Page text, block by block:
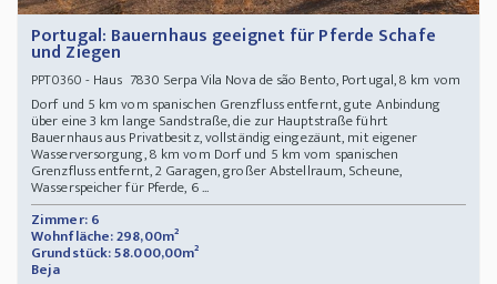
Portugal: Bauernhaus geeignet für Pferde Schafe
und Ziegen
PPT0360 - Haus 7830 Serpa Vila Nova de são Bento, Portugal, 8 km vom
Dorf und 5 km vom spanischen Grenzfluss entfernt, gute Anbindung
über eine 3 km lange Sandstraße, die zur Hauptstraße führt
Bauernhaus aus Privatbesitz, vollständig eingezäunt, mit eigener
Wasserversorgung, 8 km vom Dorf und 5 km vom spanischen
Grenzfluss entfernt, 2 Garagen, großer Abstellraum, Scheune,
Wasserspeicher für Pferde, 6 ...
Zimmer: 6
Wohnfläche: 298,00m²
Grundstück: 58.000,00m²
Beja